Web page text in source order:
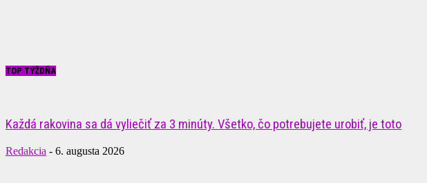
TOP TÝŽDŇA
Každá rakovina sa dá vyliečiť za 3 minúty. Všetko, čo potrebujete urobiť, je toto
Redakcia - 6. augusta 2026